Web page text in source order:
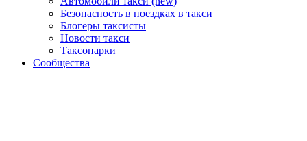
Безопасность в поездках в такси
Блогеры таксисты
Новости такси
Таксопарки
Сообщества